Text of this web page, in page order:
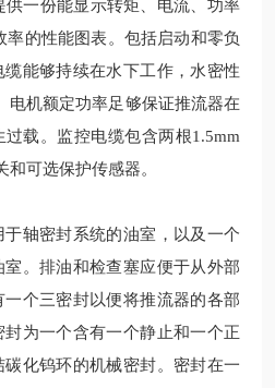
供一份能显示转矩、电流、功率
率的性能图表。包括启动和零负
能够持续在水下工作，水密性
电机额定功率足够保证推流器在
载。监控电缆包含两根1.5mm
可选保护传感器。
轴密封系统的油室，以及一个
。排油和检查塞应便于从外部
个三密封以便将推流器的各部
为一个含有一个静止和一个正
化钨环的机械密封。密封在一